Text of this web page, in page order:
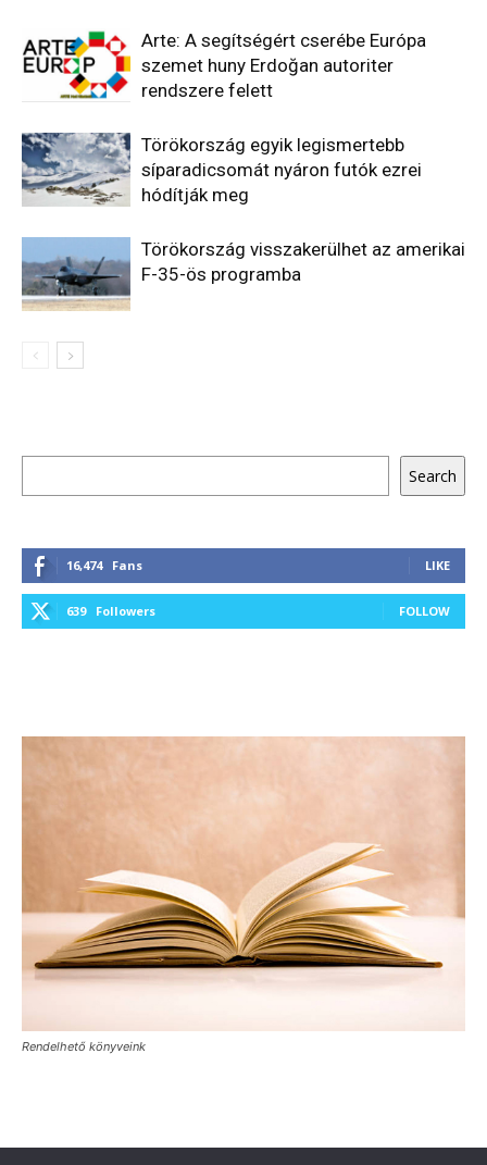
Arte: A segítségért cserébe Európa
szemet huny Erdoğan autoriter
rendszere felett
Törökország egyik legismertebb
síparadicsomát nyáron futók ezrei
hódítják meg
Törökország visszakerülhet az amerikai
F-35-ös programba
Search
16,474 Fans LIKE
639 Followers FOLLOW
Rendelhető könyveink